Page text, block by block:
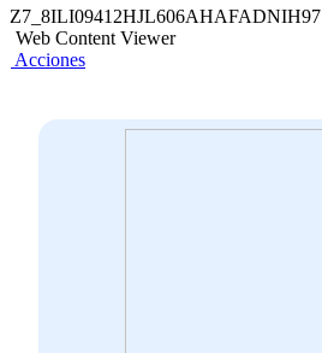
Z7_8ILI09412HJL606AHAFADNIH97
Web Content Viewer
Acciones